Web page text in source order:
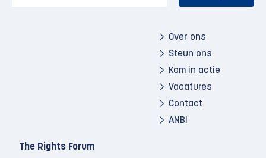
Over ons
Steun ons
Kom in actie
Vacatures
Contact
ANBI
The Rights Forum